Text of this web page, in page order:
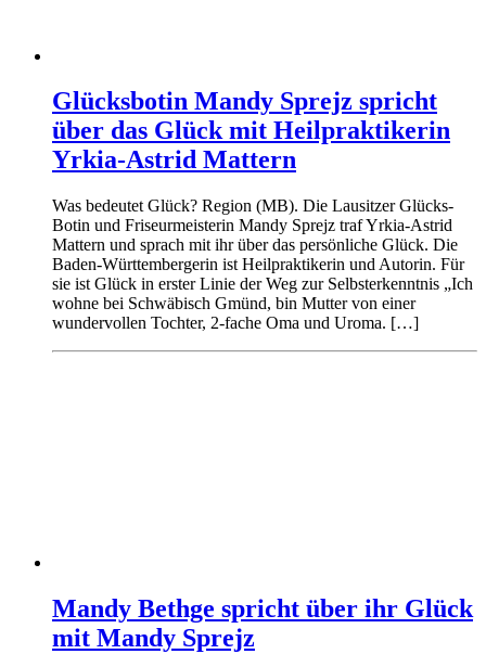
Glücksbotin Mandy Sprejz spricht
über das Glück mit Heilpraktikerin
Yrkia-Astrid Mattern
Was bedeutet Glück? Region (MB). Die Lausitzer Glücks-
Botin und Friseurmeisterin Mandy Sprejz traf Yrkia-Astrid
Mattern und sprach mit ihr über das persönliche Glück. Die
Baden-Württembergerin ist Heilpraktikerin und Autorin. Für
sie ist Glück in erster Linie der Weg zur Selbsterkenntnis „Ich
wohne bei Schwäbisch Gmünd, bin Mutter von einer
wundervollen Tochter, 2-fache Oma und Uroma. […]
Mandy Bethge spricht über ihr Glück
mit Mandy Sprejz